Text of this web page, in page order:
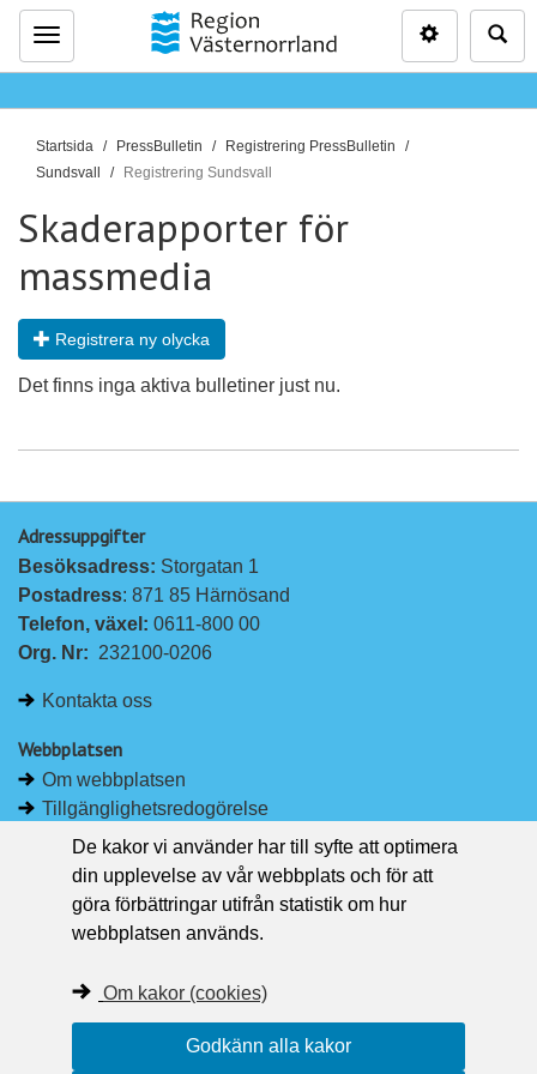
Meny
D
u
r
h
ä
r
:
Startsida PressBulletin
Registrering PressBulletin
Sundsvall
Registrering Sundsvall
Skaderapporter för
massmedia
Registrera ny olycka
Det finns inga aktiva bulletiner just nu.
Adressuppgifter
Besöksadress: Storgatan 1
Postadress: 871 85 Härnösand
Telefon, växel: 0611-800 00
Org. Nr: 232100-0206
Kontakta oss
Webbplatsen
Om webbplatsen
Tillgänglighetsredogörelse
Om kakor
Pressrum
Håll dig uppdaterad
Följ Region Västernorrland på Facebook
Följ Region Västernorrland via RSS
De kakor vi använder har till syfte att optimera
din upplevelse av vår webbplats och för att
göra förbättringar utifrån statistik om hur
webbplatsen används.
Om kakor (cookies)
Godkänn alla kakor